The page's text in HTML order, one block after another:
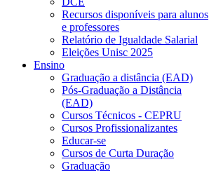
Recursos disponíveis para alunos
e professores
Relatório de Igualdade Salarial
Eleições Unisc 2025
Ensino
Graduação a distância (EAD)
Pós-Graduação a Distância
(EAD)
Cursos Técnicos - CEPRU
Cursos Profissionalizantes
Educar-se
Cursos de Curta Duração
Graduação